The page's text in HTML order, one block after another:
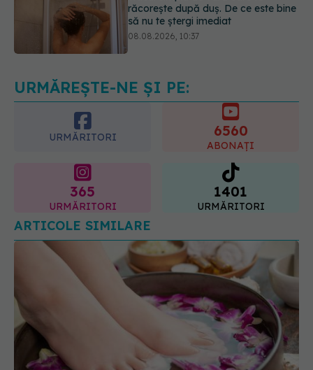
Bacteria din intestin care a crescut
forța musculară cu 30%
URMĂREȘTE-NE ȘI PE:
URMĂRITORI 6560
ABONAȚI
365
URMĂRITORI
1401
URMĂRITORI
ARTICOLE SIMILARE